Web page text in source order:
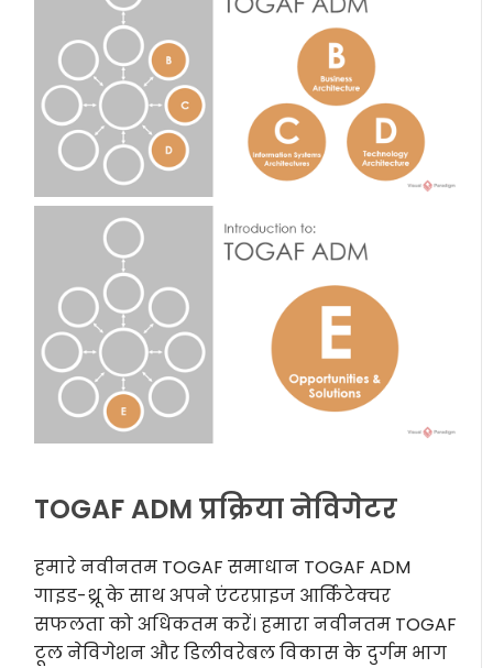
TOGAF ADM प्रक्रिया नेविगेटर
हमारे नवीनतम TOGAF समाधान TOGAF ADM
गाइड-थ्रू के साथ अपने एंटरप्राइज आर्किटेक्चर
सफलता को अधिकतम करें। हमारा नवीनतम TOGAF
टूल नेविगेशन और डिलीवरेबल विकास के दुर्गम भाग